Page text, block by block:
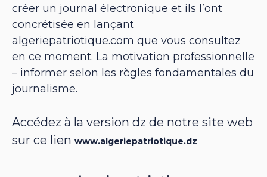
créer un journal électronique et ils l’ont
concrétisée en lançant
algeriepatriotique.com que vous consultez
en ce moment. La motivation professionnelle
– informer selon les règles fondamentales du
journalisme.
Accédez à la version dz de notre site web
sur ce lien www.algeriepatriotique.dz